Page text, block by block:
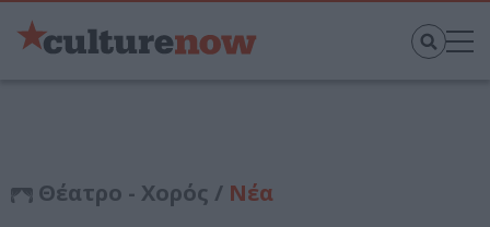
Θέατρο - Χορός / Νέα